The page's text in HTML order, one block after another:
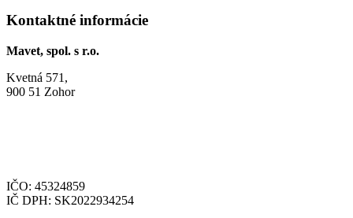
Kontaktné informácie
Mavet, spol. s r.o.
Kvetná 571,
900 51 Zohor
IČO: 45324859
IČ DPH: SK2022934254